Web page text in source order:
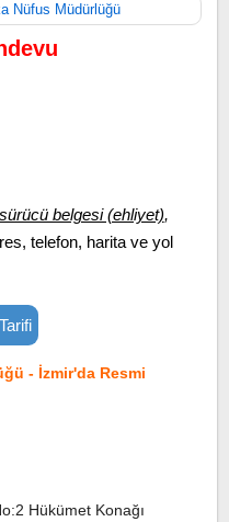
Nüfus Müdürlüğü
sürücü belgesi (ehliyet),
telefon, harita ve yol
- İzmir'da Resmi
Hükümet Konağı